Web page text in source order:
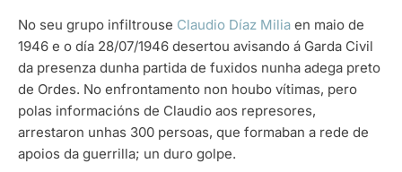
No seu grupo infiltrouse Claudio Díaz Milia en maio de
1946 e o día 28/07/1946 desertou avisando á Garda Civil
da presenza dunha partida de fuxidos nunha adega preto
de Ordes. No enfrontamento non houbo vítimas, pero
polas informacións de Claudio aos represores,
arrestaron unhas 300 persoas, que formaban a rede de
apoios da guerrilla; un duro golpe.